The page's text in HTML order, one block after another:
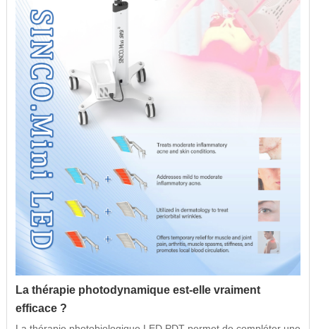
La thérapie photodynamique est-elle vraiment
efficace ?